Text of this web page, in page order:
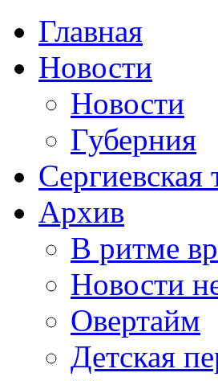
Главная
Новости
Новости
Губерния
Сергиевская
Архив
В ритме
Новости
Овертайм
Детская